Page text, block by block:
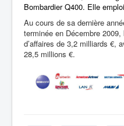
Bombardier Q400. Elle
Au cours de sa dernière
terminée en Décembre
d’affaires de 3,2 milliards €,
28,5 millions €.